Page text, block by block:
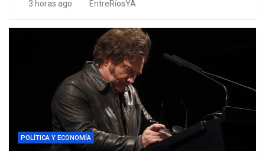
3 horas ago EntreRíosYA
POLÍTICA Y ECONOMÍA